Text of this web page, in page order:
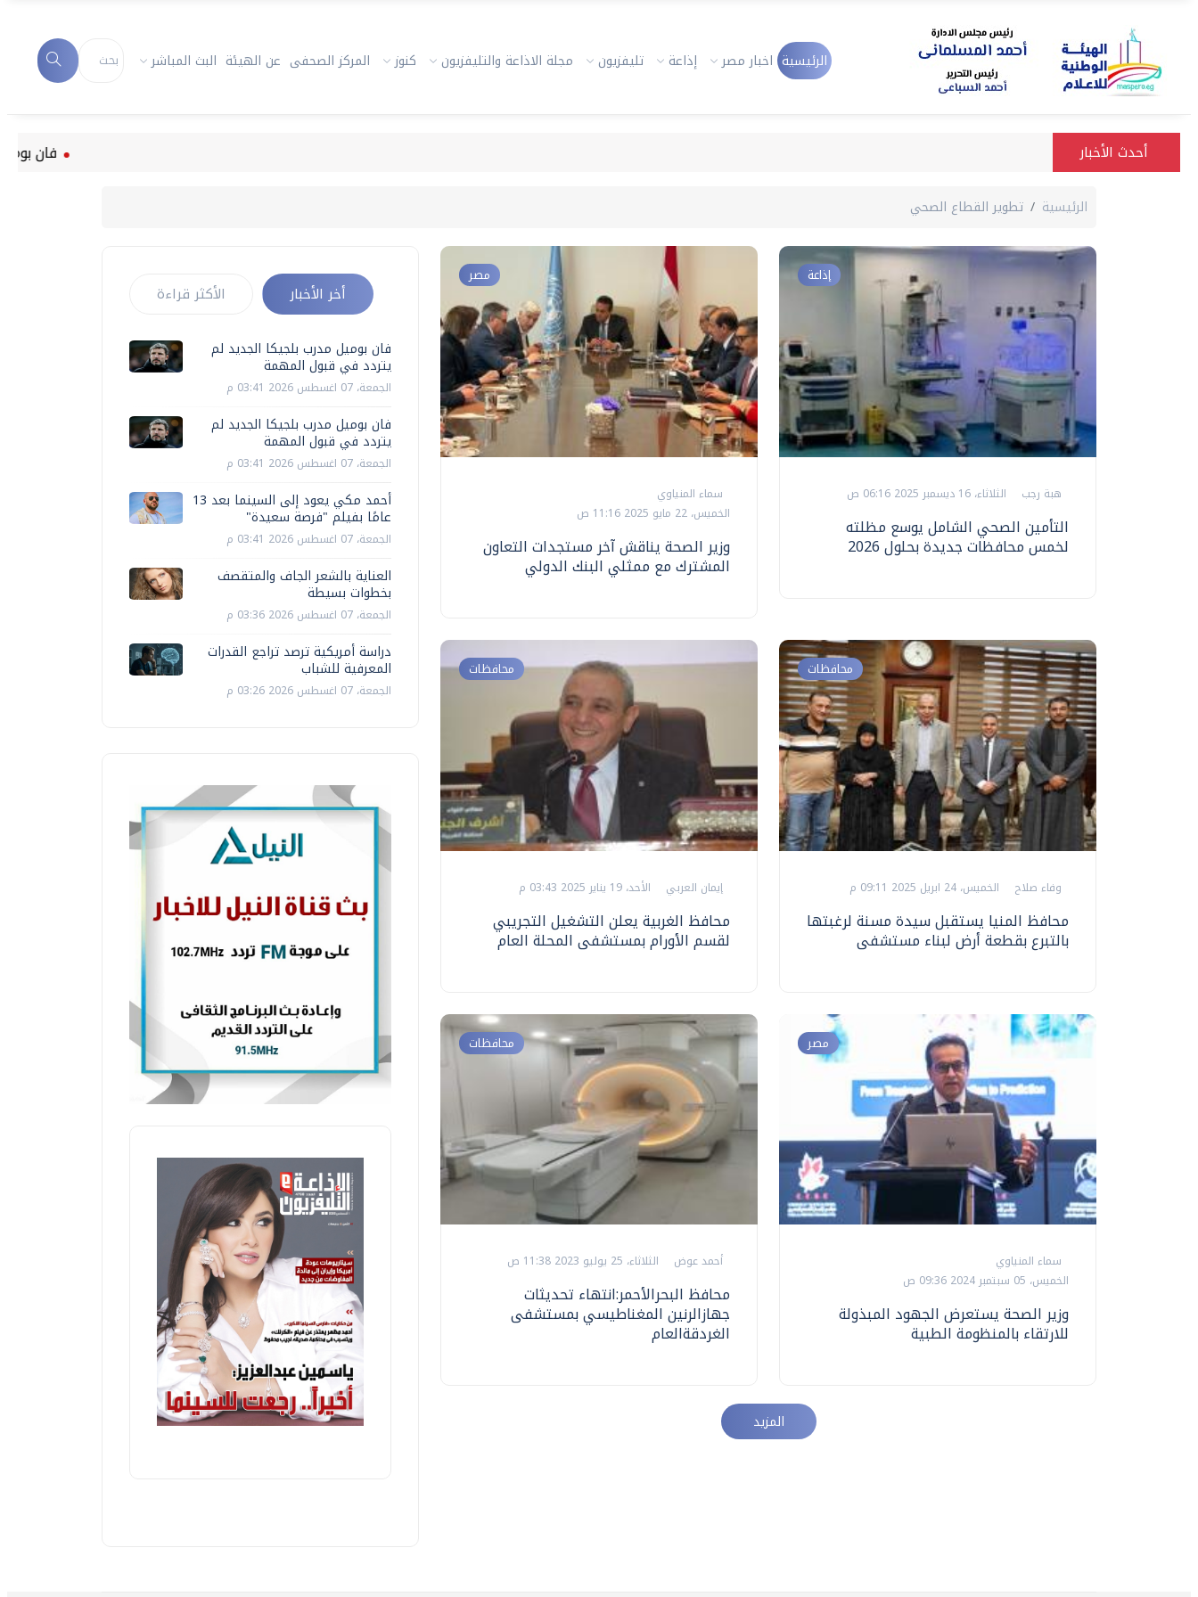
الرئيسية اخبار مصر إذاعة تليفزيون مجلة الاذاعة والتليفزيون كنوز المركز الصحفى عن الهيئة البث المباشر
أحدث الأخبار فان بوميل
الرئيسية تطوير القطاع الصحي
إذاعة
هبة رجب الثلاثاء، 16 ديسمبر 2025 06:16 ص
التأمين الصحي الشامل يوسع مظلته
لخمس محافظات جديدة بحلول 2026
مصر
سماء المنياوي
الخميس، 22 مايو 2025 11:16 ص
وزير الصحة يناقش آخر مستجدات التعاون
المشترك مع ممثلي البنك الدولي
محافظات
وفاء صلاح الخميس، 24 ابريل 2025 09:11 م
محافظ المنيا يستقبل سيدة مسنة لرغبتها
بالتبرع بقطعة أرض لبناء مستشفى
محافظات
إيمان العربي الأحد، 19 يناير 2025 03:43 م
محافظ الغربية يعلن التشغيل التجريبي
لقسم الأورام بمستشفى المحلة العام
مصر
سماء المنياوي
الخميس، 05 سبتمبر 2024 09:36 ص
وزير الصحة يستعرض الجهود المبذولة
للارتقاء بالمنظومة الطبية
محافظات
أحمد عوض الثلاثاء، 25 يوليو 2023 11:38 ص
محافظ البحرالأحمر:انتهاء تحديثات
جهازالرنين المغناطيسي بمستشفى
الغردقةالعام
المزيد
أخر الأخبار الأكثر قراءة
فان بوميل مدرب بلجيكا الجديد لم
يتردد في قبول المهمة
الجمعة، 07 اغسطس 2026 03:41 م
فان بوميل مدرب بلجيكا الجديد لم
يتردد في قبول المهمة
الجمعة، 07 اغسطس 2026 03:41 م
أحمد مكي يعود إلى السينما بعد 13
عامًا بفيلم "فرصة سعيدة"
الجمعة، 07 اغسطس 2026 03:41 م
العناية بالشعر الجاف والمتقصف
بخطوات بسيطة
الجمعة، 07 اغسطس 2026 03:36 م
دراسة أمريكية ترصد تراجع القدرات
المعرفية للشباب
الجمعة، 07 اغسطس 2026 03:26 م